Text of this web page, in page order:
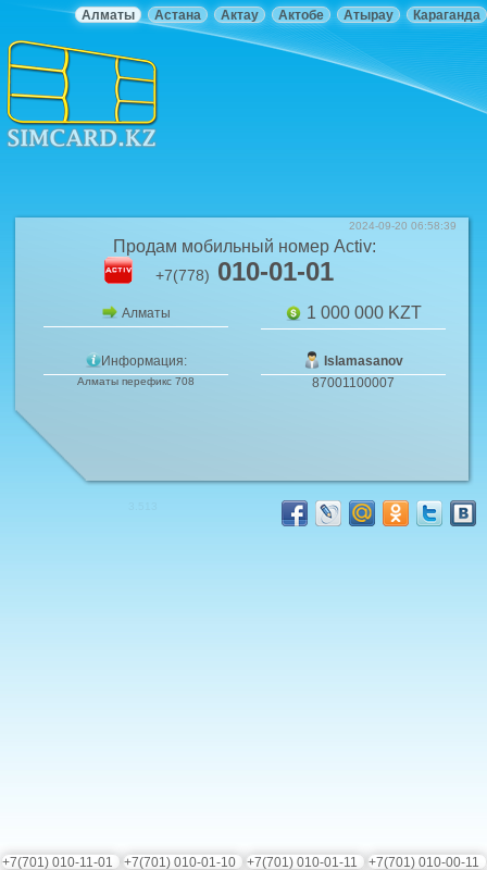
Караганда
Атырау
Актобе
Актау
Астана
Алматы
2024-09-20 06:58:39
Продам мобильный номер Activ:
+7(778) 010-01-01
Алматы 1 000 000 KZT
Информация: Islamasanov
Алматы перефикс 708 87001100007
+7(701) 010-11-01 +7(701) 010-01-10 +7(701) 010-01-11
+7(701) 010-00-11